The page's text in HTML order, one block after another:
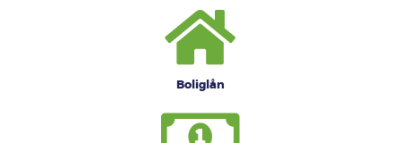
Boliglån